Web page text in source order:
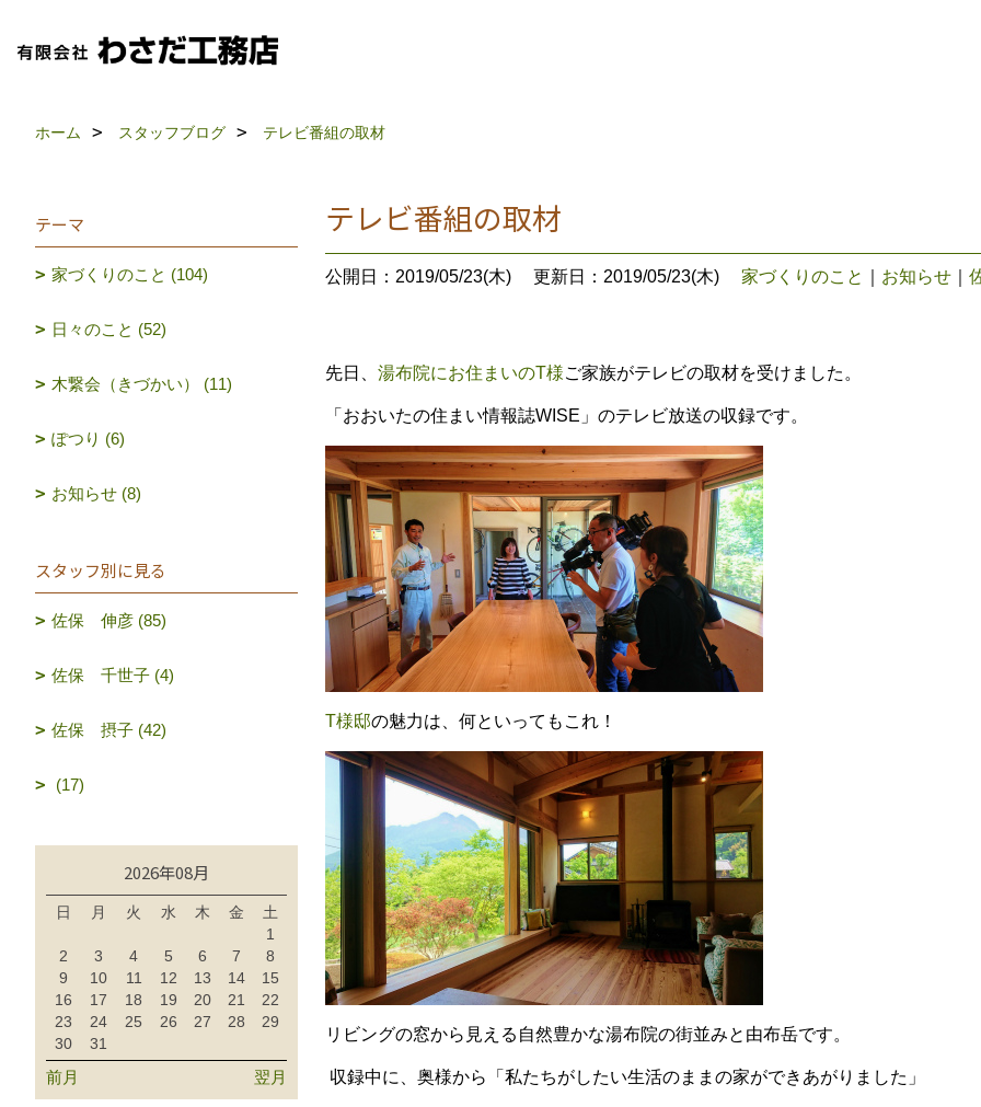
ホーム スタッフブログ テレビ番組の取材
テレビ番組の取材
公開日：2019/05/23(木) 更新日：2019/05/23(木) 家づくりのこと お知らせ
先日、 湯布院にお住まいのT様ご家族がテレビの取材を受けました。
「おおいたの住まい情報誌WISE」のテレビ放送の収録です。
T様邸の魅力は、何といってもこれ！
リビングの窓から見える自然豊かな湯布院の街並みと由布岳です。
収録中に、奥様から「私たちがしたい生活のままの家ができあがりました」
テーマ
家づくりのこと (104)
日々のこと (52)
木繋会（きづかい） (11)
ぽつり (6)
お知らせ (8)
スタッフ別に見る
佐保 伸彦 (85)
佐保 千世子 (4)
佐保 摂子 (42)
(17)
2026年08月
日 月 火 水 木 金
土
1
2
3 4 5 6 7
8
9
10 11 12 13 14
15
16
17 18 19 20 21
22
23
24 25 26 27 28
29
30
31
前月 翌月